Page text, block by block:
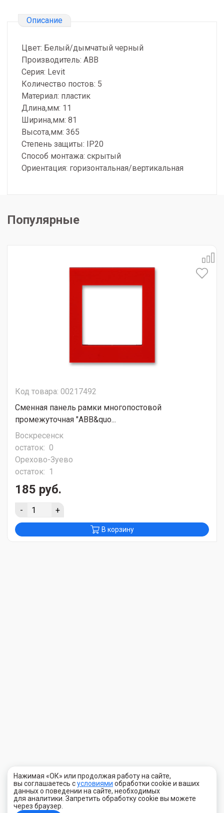
Описание
Цвет: Белый/дымчатый черный
Производитель: ABB
Серия: Levit
Количество постов: 5
Материал: пластик
Длина,мм: 11
Ширина,мм: 81
Высота,мм: 365
Степень защиты: IP20
Способ монтажа: скрытый
Ориентация: горизонтальная/вертикальная
Популярные
Код товара: 00217492
Сменная панель рамки многопостовой
промежуточная "ABB&quo...
Воскресенск
остаток: 0
Орехово-Зуево
остаток: 1
185 руб.
- +
В корзину
Нажимая «ОК» или продолжая работу на сайте,
вы соглашаетесь сусловиями обработки cookie и ваших
данных о поведении на сайте, необходимых
для аналитики. Запретить обработку cookie вы можете
через браузер.